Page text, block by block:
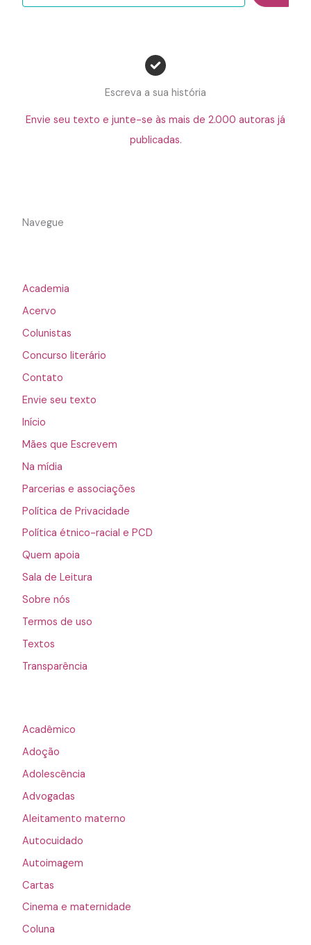
Escreva a sua história
Envie seu texto e junte-se às mais de 2.000 autoras já
publicadas.
Navegue
Academia
Acervo
Colunistas
Concurso literário
Contato
Envie seu texto
Início
Mães que Escrevem
Na mídia
Parcerias e associações
Política de Privacidade
Política étnico-racial e PCD
Quem apoia
Sala de Leitura
Sobre nós
Termos de uso
Textos
Transparência
Acadêmico
Adoção
Adolescência
Advogadas
Aleitamento materno
Autocuidado
Autoimagem
Cartas
Cinema e maternidade
Coluna